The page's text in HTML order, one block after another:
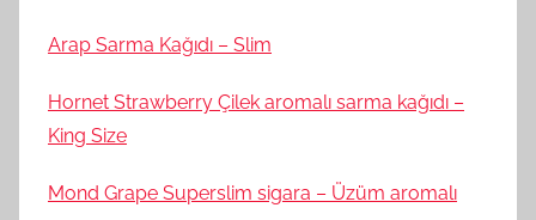
Arap Sarma Kağıdı – Slim
Hornet Strawberry Çilek aromalı sarma kağıdı –
King Size
Mond Grape Superslim sigara – Üzüm aromalı